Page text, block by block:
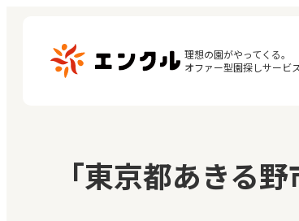
理想の園がやってくる。
オファー型園探しサービス
保育園・幼稚園を探す
地図から探す
「東京都あきる